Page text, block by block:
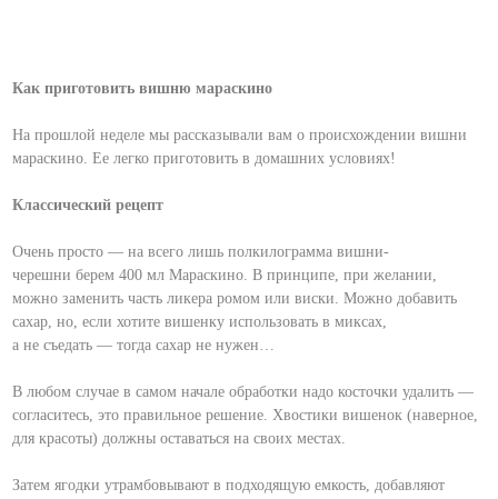
Как приготовить вишню мараскино
На прошлой неделе мы рассказывали вам о происхождении вишни
мараскино. Ее легко приготовить в домашних условиях!
Классический рецепт
Очень просто — на всего лишь полкилограмма вишни-
черешни берем 400 мл Мараскино. В принципе, при желании,
можно заменить часть ликера ромом или виски. Можно добавить
сахар, но, если хотите вишенку использовать в миксах,
а не съедать — тогда сахар не нужен…
В любом случае в самом начале обработки надо косточки удалить —
согласитесь, это правильное решение. Хвостики вишенок (наверное,
для красоты) должны оставаться на своих местах.
Затем ягодки утрамбовывают в подходящую емкость, добавляют